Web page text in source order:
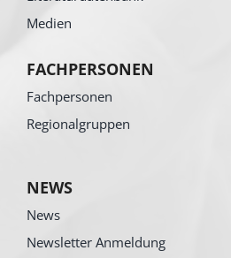
Medien
FACHPERSONEN
Fachpersonen
Regionalgruppen
NEWS
News
Newsletter Anmeldung